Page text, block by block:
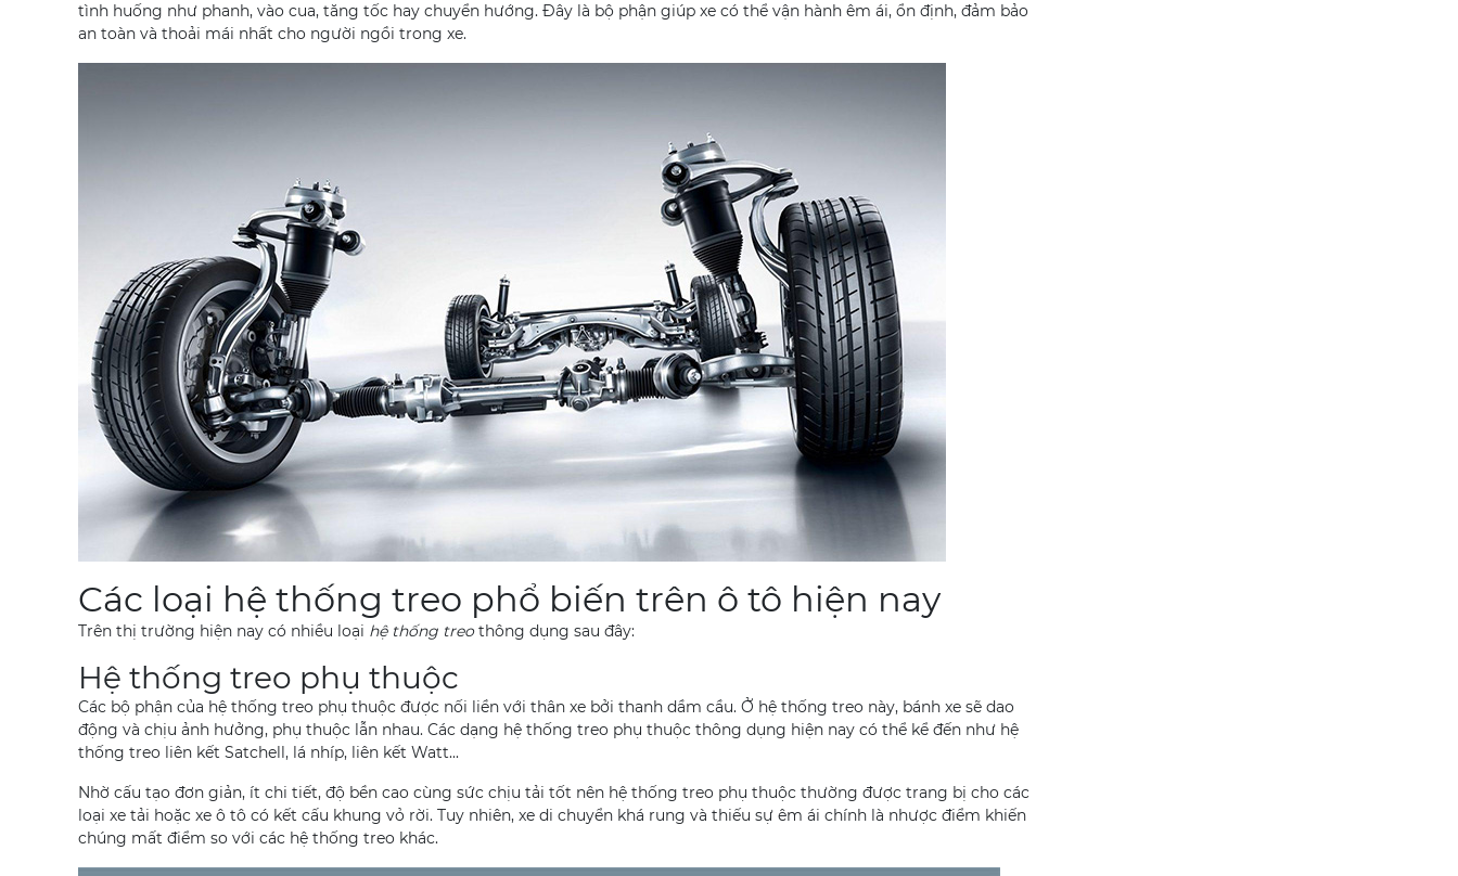
tình huống như phanh, vào cua, tăng tốc hay chuyển hướng. Đây là bộ phận giúp xe có thể vận hành êm ái, ổn định, đảm bảo
an toàn và thoải mái nhất cho người ngồi trong xe.
Các loại hệ thống treo phổ biến trên ô tô hiện nay
Trên thị trường hiện nay có nhiều loại hệ thống treothông dụng sau đây:
Hệ thống treo phụ thuộc
Các bộ phận của hệ thống treo phụ thuộc được nối liền với thân xe bởi thanh dầm cầu. Ở hệ thống treo này, bánh xe sẽ dao
động và chịu ảnh hưởng, phụ thuộc lẫn nhau. Các dạng hệ thống treo phụ thuộc thông dụng hiện nay có thể kể đến như hệ
thống treo liên kết Satchell, lá nhíp, liên kết Watt...
Nhờ cấu tạo đơn giản, ít chi tiết, độ bền cao cùng sức chịu tải tốt nên hệ thống treo phụ thuộc thường được trang bị cho các
loại xe tải hoặc xe ô tô có kết cấu khung vỏ rời. Tuy nhiên, xe di chuyển khá rung và thiếu sự êm ái chính là nhược điểm khiến
chúng mất điểm so với các hệ thống treo khác.